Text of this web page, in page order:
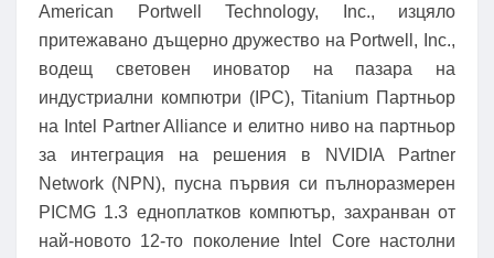
American Portwell Technology, Inc., изцяло
притежавано дъщерно дружество на Portwell, Inc.,
водещ световен иноватор на пазара на
индустриални компютри (IPC), Titanium Партньор
на Intel Partner Alliance и елитно ниво на партньор
за интеграция на решения в NVIDIA Partner
Network (NPN), пусна първия си пълноразмерен
PICMG 1.3 едноплатков компютър, захранван от
най-новото 12-то поколение Intel Core настолни